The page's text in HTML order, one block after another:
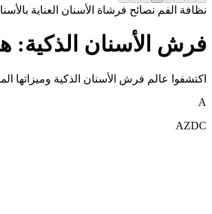
نظافة الفم نصائح فرشاة الأسنان العناية
فرش الأسنان الذكية:
اكتشفوا عالم فرش الأسنان الذكية وميزاتها
A
AZDC